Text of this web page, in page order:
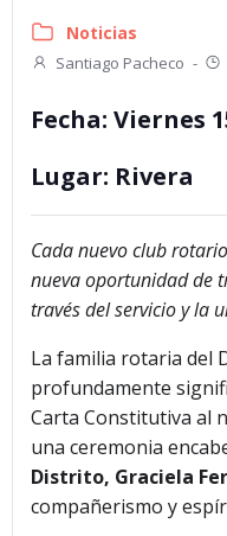
Noticias
Santiago Pacheco -
Fecha: Viernes
Lugar: Rivera
Cada nuevo club
nueva oportunidad de
través del servicio y la
La familia rotaria del
profundamente
Carta Constitutiva al
una ceremonia
Distrito, Graciela
compañerismo y